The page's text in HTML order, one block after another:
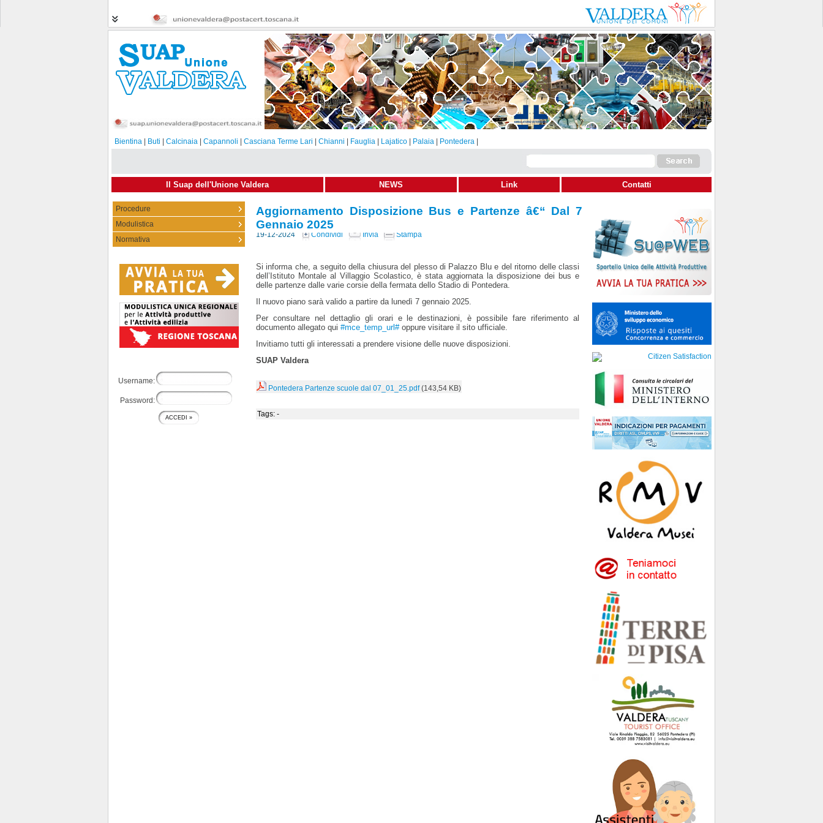
Bientina Buti Calcinaia Capannoli Casciana Terme Lari Chianni Fauglia Lajatico Palaia Pontedera
Il Suap dell'Unione Valdera NEWS Link Contatti
Procedure
Modulistica
Normativa
Username:
Password:
Aggiornamento Disposizione Bus e Partenze â€“ Dal 7
Gennaio 2025
19-12-2024 Condividi Invia Stampa
Si informa che, a seguito della chiusura del plesso di Palazzo Blu e del ritorno delle classi
dell’Istituto Montale al Villaggio Scolastico, è stata aggiornata la disposizione dei bus e
delle partenze dalle varie corsie della fermata dello Stadio di Pontedera.
Il nuovo piano sarà valido a partire da lunedì 7 gennaio 2025.
Per consultare nel dettaglio gli orari e le destinazioni, è possibile fare riferimento al
documento allegato qui #mce_temp_url#oppure visitare il sito ufficiale.
Invitiamo tutti gli interessati a prendere visione delle nuove disposizioni.
SUAP Valdera
Pontedera Partenze scuole dal 07_01_25.pdf (143,54 KB)
Tags: -